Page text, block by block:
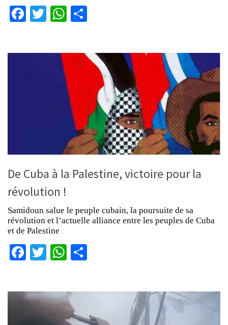
Facebook
TwitterWhatsApp
De Cuba à la Palestine, victoire pour la
révolution !
Samidoun salue le peuple cubain, la poursuite de sa
révolution et l’actuelle alliance entre les peuples de Cuba
et de Palestine
Facebook
TwitterWhatsApp